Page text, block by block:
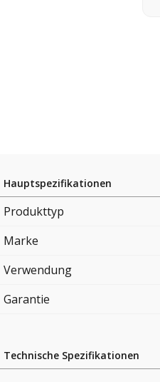
Hauptspezifikationen
Produkttyp
Marke
Verwendung
Garantie
Technische Spezifikationen